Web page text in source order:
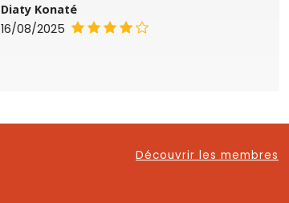
Diaty Konaté
16/08/2025
Découvrir les membres